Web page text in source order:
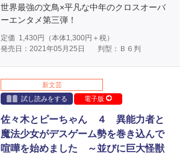
世界最強の文鳥×平凡な中年のクロスオーバ
ーエンタメ第三弾！
定価 1,430円（本体1,300円＋税）
発売日：2021年05月25日
判型：Ｂ６判
新文芸
試し読みをする
電子版
佐々木とピーちゃん ４ 異能力者と
魔法少女がデスゲーム勢を巻き込んで
喧嘩を始めました ～並びに巨大怪獣